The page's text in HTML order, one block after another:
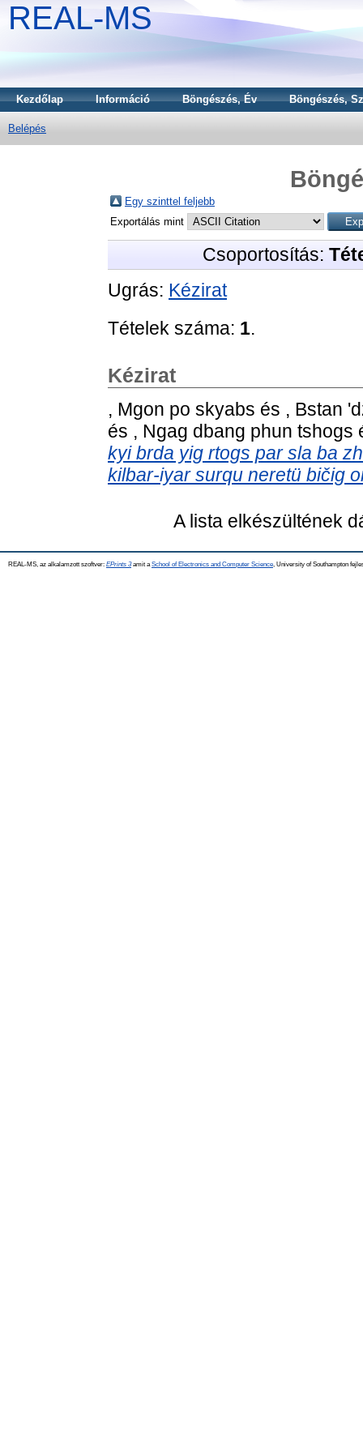
REAL-MS
Kezdőlap Információ Böngészés, Év Böngészés,
Belépés
Egy szinttel feljebb
Exportálás mint
Csoportosítás:
Ugrás: Kézirat
Tételek száma: 1.
Kézirat
, Mgon po skyabs és , Bstan
és , Ngag dbang phun tshogs
kyi brda yig rtogs par sla ba
kilbar-iyar surqu neretü bičig
A lista elkészültének
REAL-MS, az alkalamzott szoftver: EPrints 3amit a School of Electronics and Computer Science , University of Southampton